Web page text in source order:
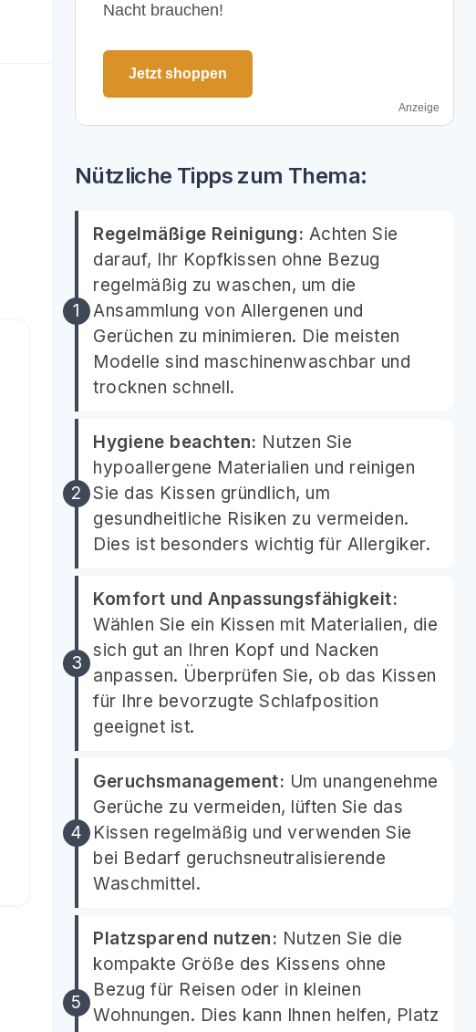
Nacht brauchen!
Jetzt shoppen
Anzeige
Nützliche Tipps zum Thema:
Regelmäßige Reinigung: Achten Sie
darauf, Ihr Kopfkissen ohne Bezug
regelmäßig zu waschen, um die
Ansammlung von Allergenen und
Gerüchen zu minimieren. Die meisten
Modelle sind maschinenwaschbar und
trocknen schnell.
Hygiene beachten: Nutzen Sie
hypoallergene Materialien und reinigen
Sie das Kissen gründlich, um
gesundheitliche Risiken zu vermeiden.
Dies ist besonders wichtig für Allergiker.
Komfort und Anpassungsfähigkeit:
Wählen Sie ein Kissen mit Materialien, die
sich gut an Ihren Kopf und Nacken
anpassen. Überprüfen Sie, ob das Kissen
für Ihre bevorzugte Schlafposition
geeignet ist.
Geruchsmanagement: Um unangenehme
Gerüche zu vermeiden, lüften Sie das
Kissen regelmäßig und verwenden Sie
bei Bedarf geruchsneutralisierende
Waschmittel.
Platzsparend nutzen: Nutzen Sie die
kompakte Größe des Kissens ohne
Bezug für Reisen oder in kleinen
Wohnungen. Dies kann Ihnen helfen, Platz